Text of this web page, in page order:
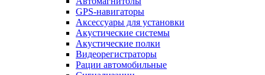
GPS-навигаторы
Аксессуары для установки
Акустические системы
Акустические полки
Видеорегистраторы
Рации автомобильные